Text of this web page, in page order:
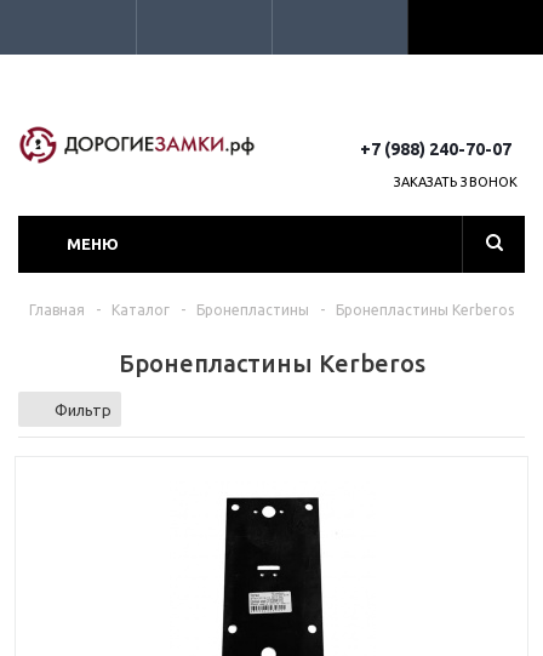
+7 (988) 240-70-07
ЗАКАЗАТЬ ЗВОНОК
МЕНЮ
Главная - Каталог - Бронепластины - Бронепластины Kerberos
Бронепластины Kerberos
Фильтр